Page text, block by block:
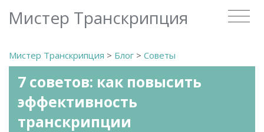
Мистер Транскрипция
Мистер Транскрипция > Блог > Советы
7 советов: как повысить
эффективность
транскрипции